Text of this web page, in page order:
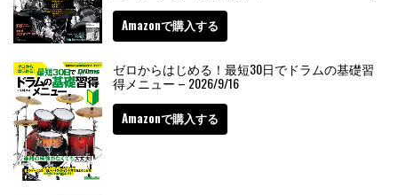
Amazonで購入する
ゼロからはじめる！最短30日でドラムの基礎習
得メニュー – 2026/9/16
Amazonで購入する